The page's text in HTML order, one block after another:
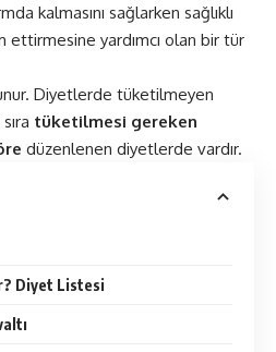
kalmasını sağlarken sağlıklı
ettirmesine yardımcı olan bir tür
Diyetlerde tüketilmeyen
tüketilmesi gereken
düzenlenen diyetlerde vardır.
Diyet Listesi